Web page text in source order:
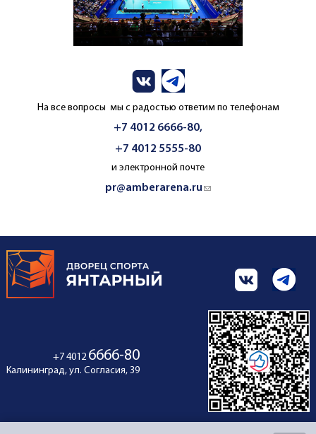
На все вопросы мы с радостью ответим по телефонам
+7 4012 6666-80,
+7 4012 5555-80
и электронной почте
pr@amberarena.ru(link sends e-mail)
+7 4012 6666-80
Калининград, ул. Согласия, 39